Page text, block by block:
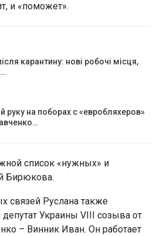
и «поможет».
карантину: нові робочі місця,
руку на поборах с «евробляхеров»
список «нужных» и
Бирюкова.
связей Руслана также
Украины VIII созыва от
– Винник Иван. Он работает